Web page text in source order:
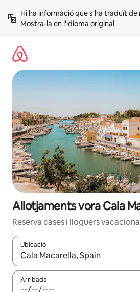
Mostra-la en l'idioma original
Allotjaments vora Cala
Reserva cases i lloguers
Ubicació
Quan els resultats estiguin
Arribada